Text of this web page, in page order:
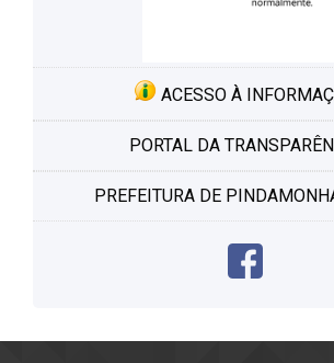
ACESSO À
PORTAL DA
PREFEITURA DE